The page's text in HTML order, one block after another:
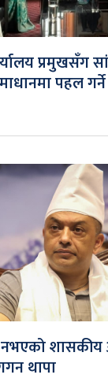
प्रमुखसँग
पहल गर्ने
थापा